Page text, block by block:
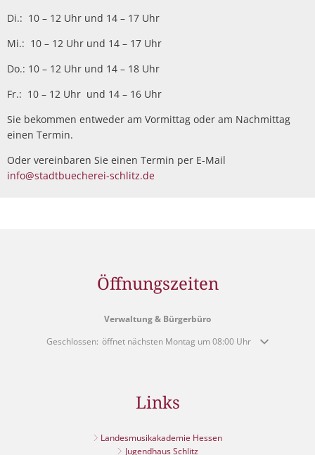
Di.: 10 – 12 Uhr und 14 – 17 Uhr
Mi.: 10 – 12 Uhr und 14 – 17 Uhr
Do.: 10 – 12 Uhr und 14 – 18 Uhr
Fr.: 10 – 12 Uhr und 14 – 16 Uhr
Sie bekommen entweder am Vormittag oder am Nachmittag
einen Termin.
Oder vereinbaren Sie einen Termin per E-Mail
info@stadtbuecherei-schlitz.de
Öffnungszeiten
Verwaltung & Bürgerbüro
Klicken, um weitere Öffnungs- oder Schließzeiten auszublenden
Geschlossen: öffnet nächsten Montag um 08:00 Uhr
Links
Landesmusikakademie Hessen
Jugendhaus Schlitz